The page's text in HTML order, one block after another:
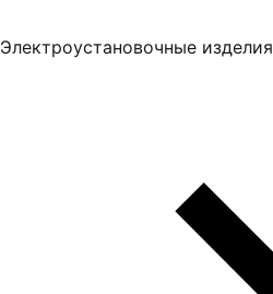
Электроустановочные изделия